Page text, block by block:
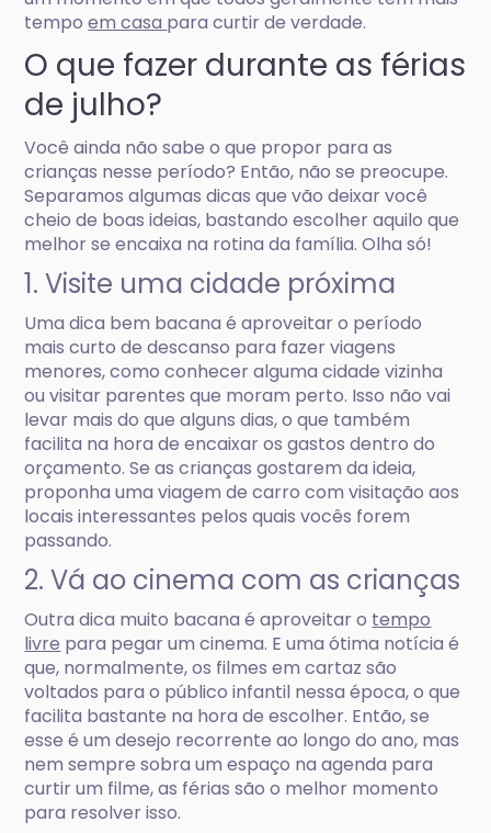
tempoem casa para curtir de verdade.
O que fazer durante as férias
de julho?
Você ainda não sabe o que propor para as
crianças nesse período? Então, não se preocupe.
Separamos algumas dicas que vão deixar você
cheio de boas ideias, bastando escolher aquilo que
melhor se encaixa na rotina da família. Olha só!
1. Visite uma cidade próxima
Uma dica bem bacana é aproveitar o período
mais curto de descanso para fazer viagens
menores, como conhecer alguma cidade vizinha
ou visitar parentes que moram perto. Isso não vai
levar mais do que alguns dias, o que também
facilita na hora de encaixar os gastos dentro do
orçamento. Se as crianças gostarem da ideia,
proponha uma viagem de carro com visitação aos
locais interessantes pelos quais vocês forem
passando.
2. Vá ao cinema com as crianças
Outra dica muito bacana é aproveitar o tempo
livre para pegar um cinema. E uma ótima notícia é
que, normalmente, os filmes em cartaz são
voltados para o público infantil nessa época, o que
facilita bastante na hora de escolher. Então, se
esse é um desejo recorrente ao longo do ano, mas
nem sempre sobra um espaço na agenda para
curtir um filme, as férias são o melhor momento
para resolver isso.